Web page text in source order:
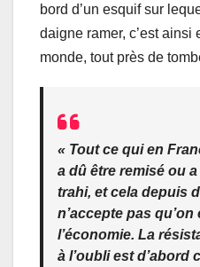
bord d’un esquif sur
daigne ramer, c’est ainsi
monde, tout près de
« Tout ce qui en
a dû être remisé ou
trahi, et cela depuis
n’accepte pas qu’on
l’économie. La
à l’oubli est d’abord